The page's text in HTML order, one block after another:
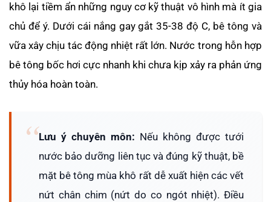
khô lại tiềm ẩn những nguy cơ kỹ thuật vô hình mà ít gia
chủ để ý. Dưới cái nắng gay gắt 35-38 độ C, bê tông và
vữa xây chịu tác động nhiệt rất lớn. Nước trong hỗn hợp
bê tông bốc hơi cực nhanh khi chưa kịp xảy ra phản ứng
thủy hóa hoàn toàn.
Lưu ý chuyên môn: Nếu không được tưới
nước bảo dưỡng liên tục và đúng kỹ thuật, bề
mặt bê tông mùa khô rất dễ xuất hiện các vết
nứt chân chim (nứt do co ngót nhiệt). Điều